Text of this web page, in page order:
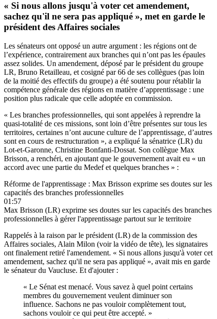
« Si nous allons jusqu'à voter cet amendement,
sachez qu'il ne sera pas appliqué », met en garde le
président des Affaires sociales
Les sénateurs ont opposé un autre argument : les régions ont de
l’expérience, contrairement aux branches qui n’ont pas les épaules
assez solides. Un amendement, déposé par le président du groupe
LR, Bruno Retailleau, et cosigné par 66 de ses collègues (pas loin
de la moitié des effectifs du groupe) a été soutenu pour rétablir la
compétence générale des régions en matière d’apprentissage : une
position plus radicale que celle adoptée en commission.
« Les branches professionnelles, qui sont appelées à reprendre la
quasi-totalité de ces missions, sont loin d’être présentes sur tous les
territoires, certaines n’ont aucune culture de l’apprentissage, d’autres
sont en cours de restructuration », a expliqué la sénatrice (LR) du
Lot-et-Garonne, Christine Bonfanti-Dossat. Son collègue Max
Brisson, a renchéri, en ajoutant que le gouvernement avait eu « un
accord avec une partie du Medef et quelques branches » :
Réforme de l'apprentissage : Max Brisson exprime ses doutes sur les
capacités des branches professionnelles
01:57
Max Brisson (LR) exprime ses doutes sur les capacités des branches
professionnelles à gérer l'apprentissage partout sur le territoire
Rappelés à la raison par le président (LR) de la commission des
Affaires sociales, Alain Milon (voir la vidéo de tête), les signataires
ont finalement retiré l'amendement. « Si nous allons jusqu'à voter cet
amendement, sachez qu'il ne sera pas appliqué », avait mis en garde
le sénateur du Vaucluse. Et d'ajouter :
« Le Sénat est menacé. Vous savez à quel point certains
membres du gouvernement veulent diminuer son
influence. Sachons ne pas vouloir complètement tout,
sachons vouloir ce qui peut être accepté. »